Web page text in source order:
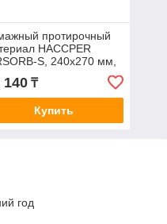
протирочный
HACCPER
S, 240х270 мм,
гр/м2, 400 л/рул
140₸
Купить
год